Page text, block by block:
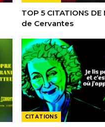
TOP 5 CITATIONS
de Cervantes
CITATIONS